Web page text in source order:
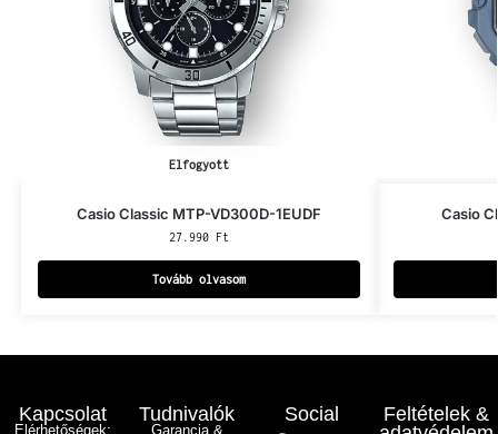
Elfogyott
Casio Classic MTP-VD300D-1EUDF
27.990 Ft
Tovább olvasom
Casio
Kapcsolat
Elérhetőségek:
Tudnivalók
Garancia &
Social
Feltételek &